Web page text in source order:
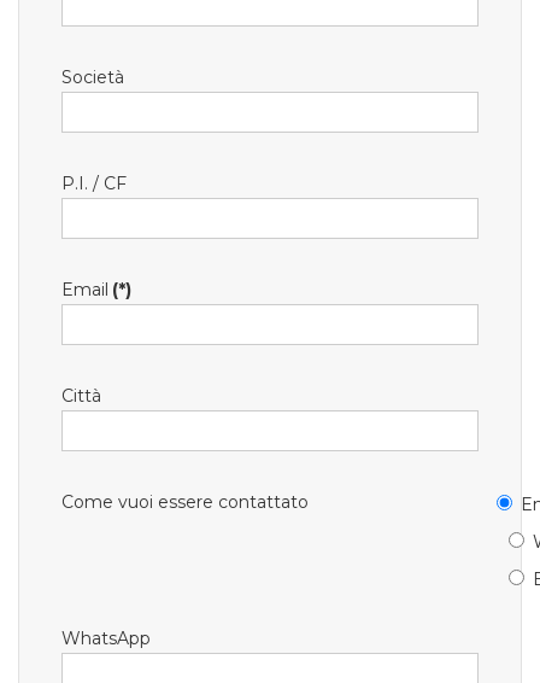
Società
P.I. / CF
Email (*)
Città
Come vuoi essere contattato
WhatsApp